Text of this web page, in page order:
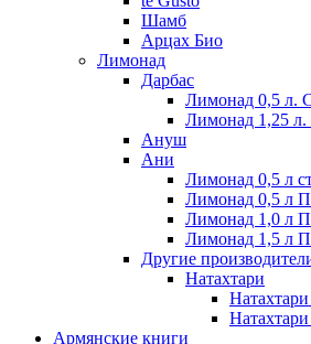
Шамб
Арцах Био
Лимонад
Дарбас
Лимонад 0,5 л.
Лимонад 1,25
Ануш
Ани
Лимонад 0,5 л
Лимонад 0,5 л
Лимонад 1,0 л
Лимонад 1,5 л
Другие
Натахтари
Армянские книги